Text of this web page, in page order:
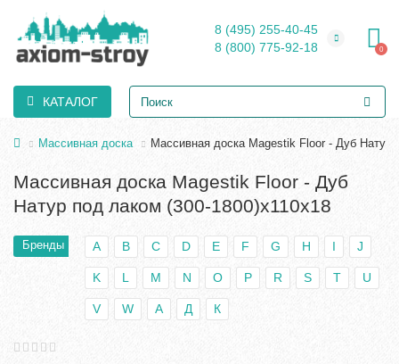
8 (495) 255-40-45
8 (800) 775-92-18
0
КАТАЛОГ
Массивная доска Массивная доска Magestik Floor - Дуб Натур
Массивная доска Magestik Floor - Дуб
Натур под лаком (300-1800)х110х18
Бренды A B C D E F G H I J
K L M N O P R S T U
V W А Д К